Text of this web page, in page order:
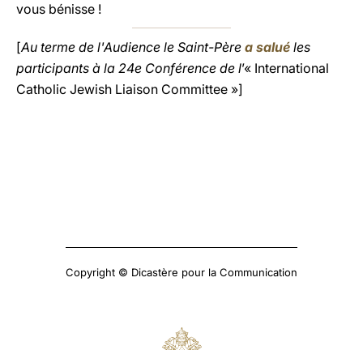
vous bénisse !
[Au terme de l'Audience le Saint-Père a salué les
participants à la 24e Conférence de l’« International
Catholic Jewish Liaison Committee »]
Copyright © Dicastère pour la Communication